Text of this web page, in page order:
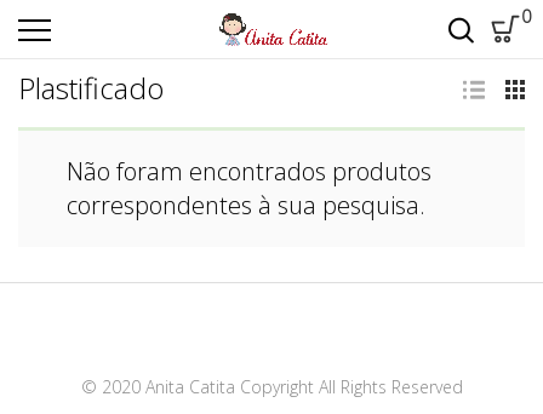
0
Plastificado
Não foram encontrados produtos
correspondentes à sua pesquisa.
© 2020 Anita Catita Copyright All Rights Reserved